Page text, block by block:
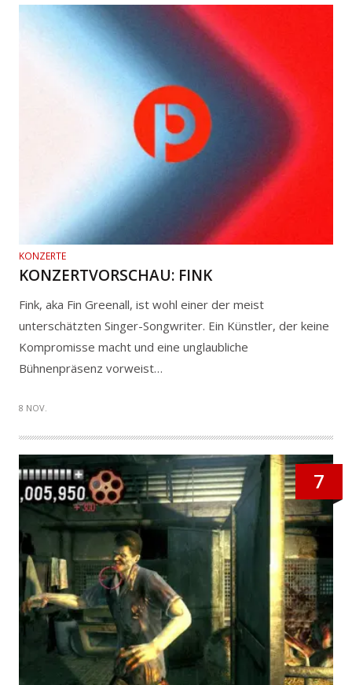
KONZERTE
KONZERTVORSCHAU: FINK
Fink, aka Fin Greenall, ist wohl einer der meist
unterschätzten Singer-Songwriter. Ein Künstler, der keine
Kompromisse macht und eine unglaubliche
Bühnenpräsenz vorweist…
8 NOV.
7